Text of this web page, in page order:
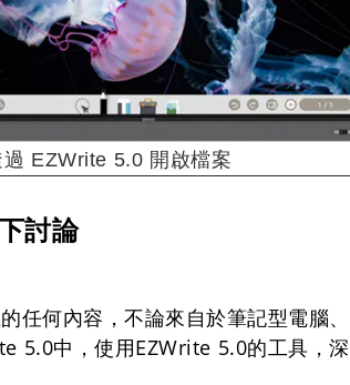
EZWrite 5.0 開啟檔案
討論
何內容，不論來自於筆記型電腦、
5.0中，使用EZWrite 5.0的工具，深